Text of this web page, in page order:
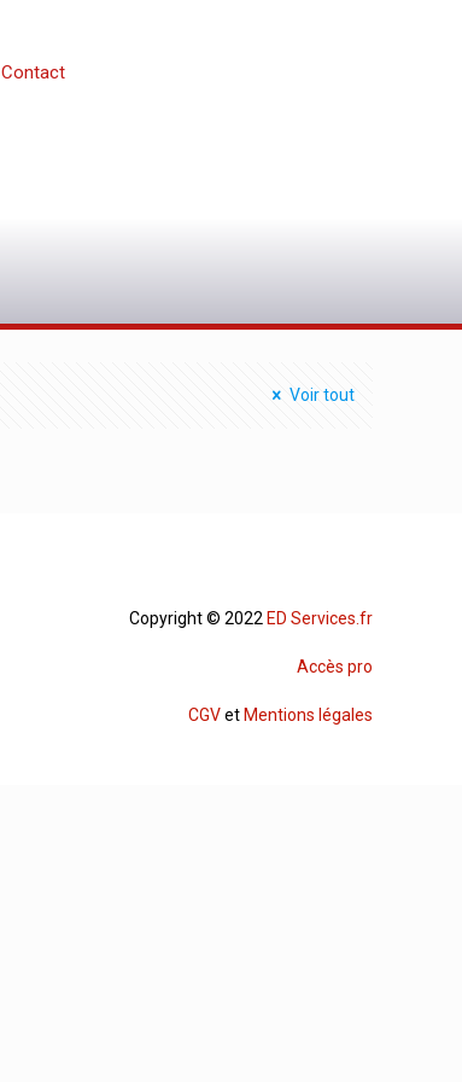
Contact
Voir tout
Copyright © 2022 ED Services.fr
Accès pro
CGVet Mentions légales